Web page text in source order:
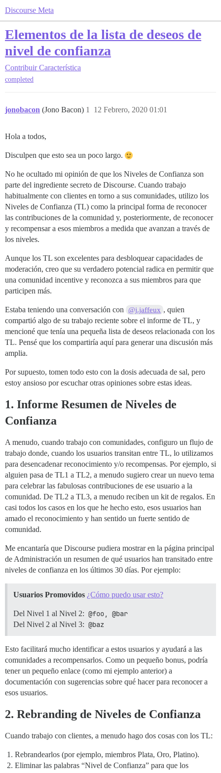
Discourse Meta
Elementos de la lista de deseos de
nivel de confianza
Contribuir Característica
completed
jonobacon (Jono Bacon) 12 Febrero, 2020 01:01
1
Hola a todos,
Disculpen que esto sea un poco largo.
No he ocultado mi opinión de que los Niveles de Confianza son
parte del ingrediente secreto de Discourse. Cuando trabajo
habitualmente con clientes en torno a sus comunidades, utilizo los
Niveles de Confianza (TL) como la principal forma de reconocer
las contribuciones de la comunidad y, posteriormente, de reconocer
y recompensar a esos miembros a medida que avanzan a través de
los niveles.
Aunque los TL son excelentes para desbloquear capacidades de
moderación, creo que su verdadero potencial radica en permitir que
una comunidad incentive y reconozca a sus miembros para que
participen más.
Estaba teniendo una conversación con @j.jaffeux , quien
compartió algo de su trabajo reciente sobre el informe de TL, y
mencioné que tenía una pequeña lista de deseos relacionada con los
TL. Pensé que los compartiría aquí para generar una discusión más
amplia.
Por supuesto, tomen todo esto con la dosis adecuada de sal, pero
estoy ansioso por escuchar otras opiniones sobre estas ideas.
1. Informe Resumen de Niveles de
Confianza
A menudo, cuando trabajo con comunidades, configuro un flujo de
trabajo donde, cuando los usuarios transitan entre TL, lo utilizamos
para desencadenar reconocimiento y/o recompensas. Por ejemplo, si
alguien pasa de TL1 a TL2, a menudo sugiero crear un nuevo tema
para celebrar las fabulosas contribuciones de ese usuario a la
comunidad. De TL2 a TL3, a menudo reciben un kit de regalos. En
casi todos los casos en los que he hecho esto, esos usuarios han
amado el reconocimiento y han sentido un fuerte sentido de
comunidad.
Me encantaría que Discourse pudiera mostrar en la página principal
de Administración un resumen de qué usuarios han transitado entre
niveles de confianza en los últimos 30 días. Por ejemplo:
Usuarios Promovidos ¿Cómo puedo usar esto?
Del Nivel 1 al Nivel 2: @foo, @bar
Del Nivel 2 al Nivel 3: @baz
Esto facilitará mucho identificar a estos usuarios y ayudará a las
comunidades a recompensarlos. Como un pequeño bonus, podría
tener un pequeño enlace (como mi ejemplo anterior) a
documentación con sugerencias sobre qué hacer para reconocer a
esos usuarios.
2. Rebranding de Niveles de Confianza
Cuando trabajo con clientes, a menudo hago dos cosas con los TL:
Rebrandearlos (por ejemplo, miembros Plata, Oro, Platino).
Eliminar las palabras “Nivel de Confianza” para que los